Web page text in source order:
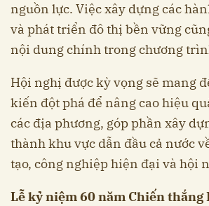
nguồn lực. Việc xây dựng các
và phát triển đô thị bền vững
nội dung chính trong chương
Hội nghị được kỳ vọng sẽ mang
kiến đột phá để nâng cao hiệu
các địa phương, góp phần xây
thành khu vực dẫn đầu cả nước
tạo, công nghiệp hiện đại và hội
Lễ kỷ niệm 60 năm Chiến thắng